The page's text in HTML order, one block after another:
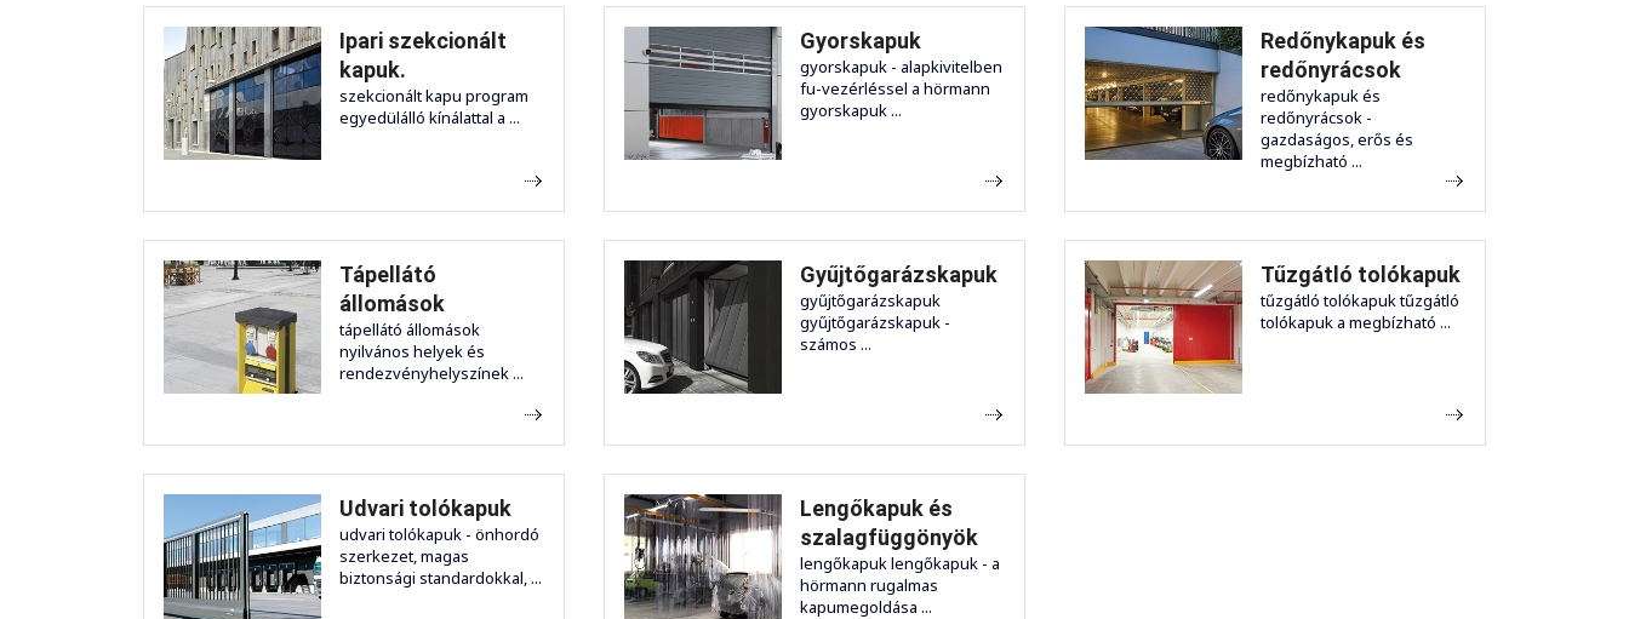
Ipari szekcionált
kapuk.
szekcionált kapu program
egyedülálló kínálattal a ...
Gyorskapuk
gyorskapuk - alapkivitelben
fu-vezérléssel a hörmann
gyorskapuk ...
Redőnykapuk és
redőnyrácsok
redőnykapuk és
redőnyrácsok -
gazdaságos, erős és
megbízható ...
Tápellátó
állomások
tápellátó állomások
nyilvános helyek és
rendezvényhelyszínek ...
Gyűjtőgarázskapuk
gyűjtőgarázskapuk
gyűjtőgarázskapuk -
számos ...
Tűzgátló tolókapuk
tűzgátló tolókapuk tűzgátló
tolókapuk a megbízható ...
Udvari tolókapuk
udvari tolókapuk - önhordó
szerkezet, magas
biztonsági standardokkal, ...
Lengőkapuk és
szalagfüggönyök
lengőkapuk lengőkapuk - a
hörmann rugalmas
kapumegoldása ...